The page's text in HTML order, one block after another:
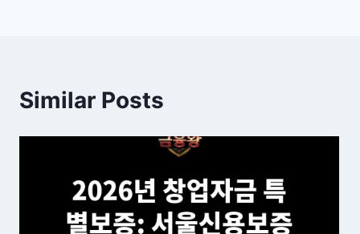
Similar Posts